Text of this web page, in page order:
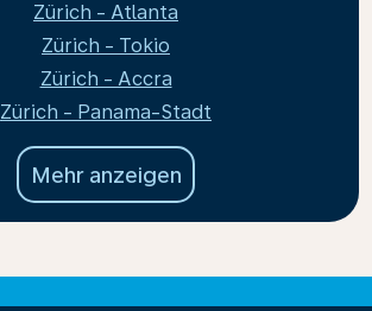
Zürich - Atlanta
Zürich - Tokio
Zürich - Accra
Zürich - Panama-Stadt
Mehr anzeigen